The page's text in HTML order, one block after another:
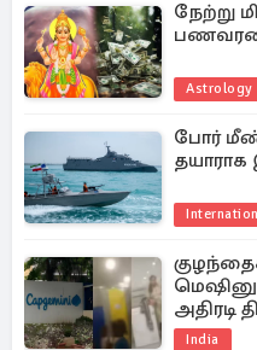
நேற்று
Astrology
போர்
அதிரடி
India